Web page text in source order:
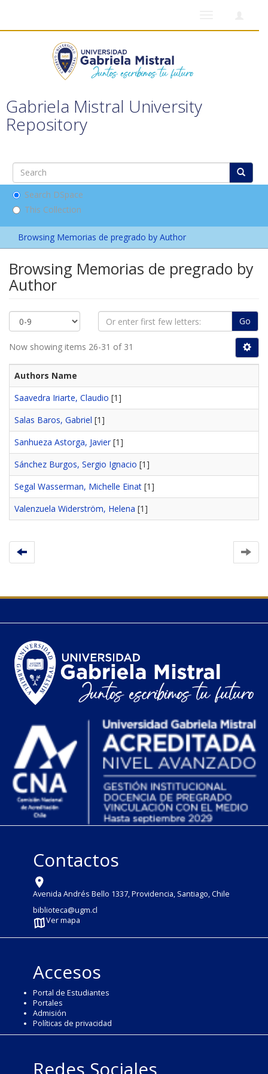
Gabriela Mistral University
Repository
Search DSpace
This Collection
Browsing Memorias de pregrado by Author
Browsing Memorias de pregrado by
Author
Go
Now showing items 26-31 of 31
Authors Name
Saavedra Iriarte, Claudio [1]
Salas Baros, Gabriel [1]
Sanhueza Astorga, Javier[1]
Sánchez Burgos, Sergio Ignacio [1]
Segal Wasserman, Michelle Einat [1]
Valenzuela Widerström, Helena [1]
Contactos
Avenida Andrés Bello 1337, Providencia, Santiago, Chile
biblioteca@ugm.cl
Ver mapa
Accesos
Portal de Estudiantes
Portales
Admisión
Políticas de privacidad
Redes Sociales